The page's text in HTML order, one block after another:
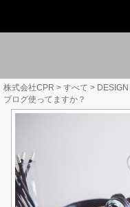
株式会社CPR > すべて > DESIGN
ブログ使ってますか？